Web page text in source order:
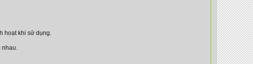
hoạt khi sử dụng.
nhau.